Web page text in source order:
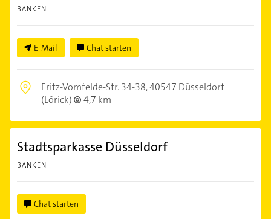
BANKEN
E-Mail Chat starten
Fritz-Vomfelde-Str. 34-38,40547 Düsseldorf
(Lörick)
4,7 km
Stadtsparkasse Düsseldorf
BANKEN
Chat starten